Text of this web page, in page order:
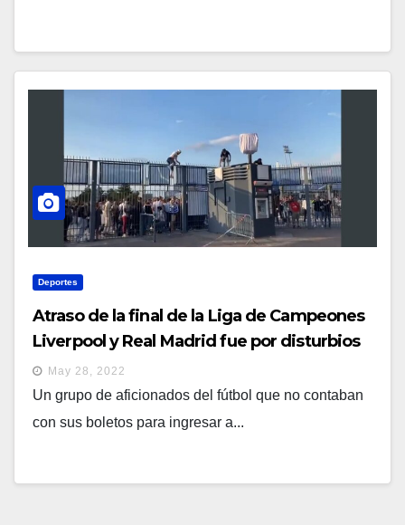
Deportes
Atraso de la final de la Liga de Campeones
Liverpool y Real Madrid fue por disturbios
de aficionados
May 28, 2022
Un grupo de aficionados del fútbol que no contaban
con sus boletos para ingresar a...